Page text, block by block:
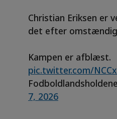
Christian Eriksen er
det efter
Kampen er afblæst.
pic.twitter.com/
7, 2026